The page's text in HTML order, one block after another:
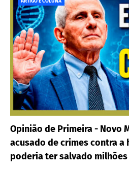
Opinião de Primeira - Novo
acusado de crimes contra a
poderia ter salvado